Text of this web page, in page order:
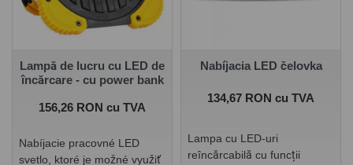
Lampă de lucru cu LED de
încărcare - cu power bank
Pret
156,26 RON cu TVA
Nabíjacie pracovné LED
svetlo, ktoré je možné využiť
Nabíjacia LED čelovka
Pret
134,67 RON cu TVA
Lampa cu LED-uri
reîncărcabilă cu funcții